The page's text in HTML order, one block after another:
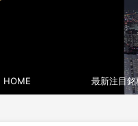
HOME 最新注目